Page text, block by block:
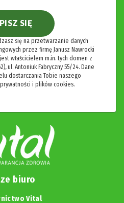
SIĘ
się na przetwarzanie danych
przez firmę Janusz Nawrocki
właścicielem m.in. tych domen z
ul. Antoniuk Fabryczny 55/24. Dane
dostarczania Tobie naszego
i plików cookies.
biuro
Vital